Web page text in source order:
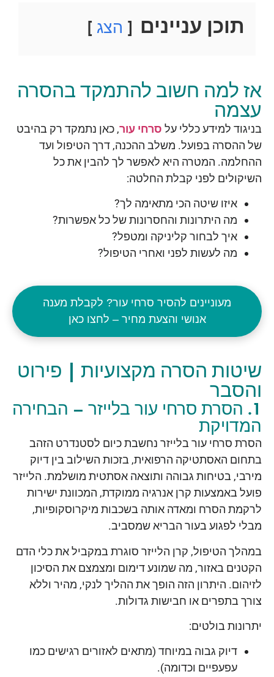
תוכן עניינים הצג
אז למה חשוב להתמקד בהסרה
עצמה
בניגוד למידע כללי על סרחי עור, כאן נתמקד רק בהיבט
של ההסרה בפועל. משלב ההכנה, דרך הטיפול ועד
ההחלמה. המטרה היא לאפשר לך להבין את כל
השיקולים לפני קבלת החלטה:
איזו שיטה הכי מתאימה לך?
מה היתרונות והחסרונות של כל אפשרות?
איך לבחור קליניקה ומטפל?
מה לעשות לפני ואחרי הטיפול?
מעוניינים להסיר סרחי עור? לקבלת מענה
אנושי והצעת מחיר – לחצו כאן
שיטות הסרה מקצועיות | פירוט
והסבר
1. הסרת סרחי עור בלייזר – הבחירה
המדויקת
הסרת סרחי עור בלייזר נחשבת כיום לסטנדרט הזהב
בתחום האסתטיקה הרפואית, בזכות השילוב בין דיוק
מירבי, בטיחות גבוהה ותוצאה אסתטית מושלמת. הלייזר
פועל באמצעות קרן אנרגיה ממוקדת, המכוונת ישירות
לרקמת הסרח ומאדה אותה בשכבות מיקרוסקופיות,
מבלי לפגוע בעור הבריא שמסביב.
במהלך הטיפול, קרן הלייזר סוגרת במקביל את כלי הדם
הקטנים באזור, מה שמונע דימום ומצמצם את הסיכון
לזיהום. היתרון הזה הופך את ההליך לנקי, מהיר וללא
צורך בתפרים או חבישות גדולות.
יתרונות בולטים:
דיוק גבוה במיוחד (מתאים לאזורים רגישים כמו
עפעפיים וכדומה).